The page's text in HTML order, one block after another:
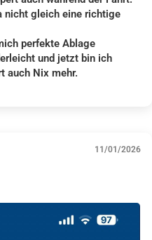
nicht gleich eine richtige
perfekte Ablage
und jetzt bin ich
auch Nix mehr.
11/01/2026